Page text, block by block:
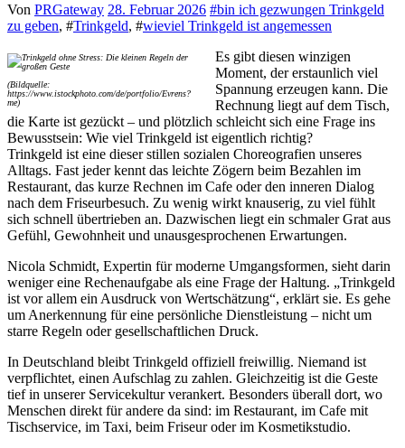
Von PRGateway 28. Februar 2026 #bin ich gezwungen Trinkgeld
zu geben, #Trinkgeld, #wieviel Trinkgeld ist angemessen
(Bildquelle:
https://www.istockphoto.com/de/portfolio/Evrens?
me)
Es gibt diesen winzigen
Moment, der erstaunlich viel
Spannung erzeugen kann. Die
Rechnung liegt auf dem Tisch,
die Karte ist gezückt – und plötzlich schleicht sich eine Frage ins
Bewusstsein: Wie viel Trinkgeld ist eigentlich richtig?
Trinkgeld ist eine dieser stillen sozialen Choreografien unseres
Alltags. Fast jeder kennt das leichte Zögern beim Bezahlen im
Restaurant, das kurze Rechnen im Cafe oder den inneren Dialog
nach dem Friseurbesuch. Zu wenig wirkt knauserig, zu viel fühlt
sich schnell übertrieben an. Dazwischen liegt ein schmaler Grat aus
Gefühl, Gewohnheit und unausgesprochenen Erwartungen.
Nicola Schmidt, Expertin für moderne Umgangsformen, sieht darin
weniger eine Rechenaufgabe als eine Frage der Haltung. „Trinkgeld
ist vor allem ein Ausdruck von Wertschätzung“, erklärt sie. Es gehe
um Anerkennung für eine persönliche Dienstleistung – nicht um
starre Regeln oder gesellschaftlichen Druck.
In Deutschland bleibt Trinkgeld offiziell freiwillig. Niemand ist
verpflichtet, einen Aufschlag zu zahlen. Gleichzeitig ist die Geste
tief in unserer Servicekultur verankert. Besonders überall dort, wo
Menschen direkt für andere da sind: im Restaurant, im Cafe mit
Tischservice, im Taxi, beim Friseur oder im Kosmetikstudio.